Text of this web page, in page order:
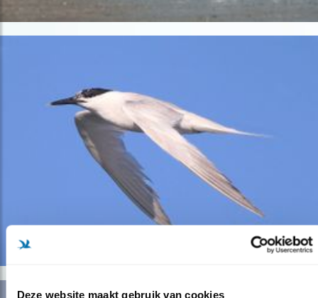
Deze website maakt gebruik van cookies